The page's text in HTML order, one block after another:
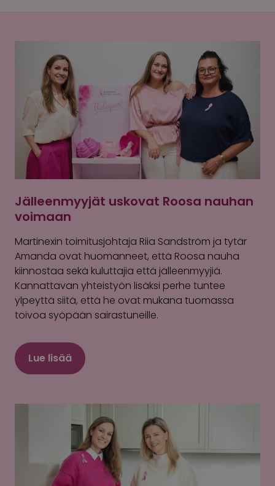
Jälleenmyyjät uskovat Roosa nauhan
voimaan
Martinexin toimitusjohtaja Riia Sandström ja tytär
Amanda ovat huomanneet, että Roosa nauha
kiinnostaa sekä kuluttajia että jälleenmyyjiä.
Kannattavan yhteistyön lisäksi perhe tuntee
ylpeyttä siitä, että he ovat mukana tuomassa
toivoa syöpään sairastuneille.
Lue lisää